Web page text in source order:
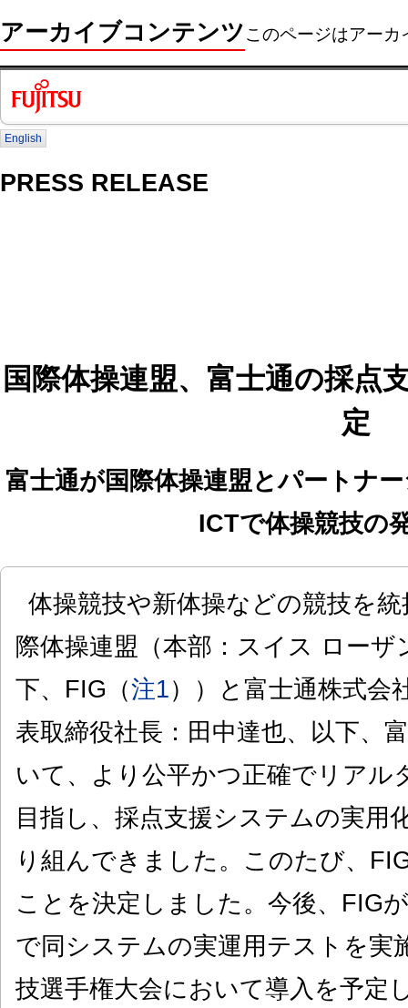
アーカイブコンテンツこのページはアー
English
PRESS RELEASE
国際体操連盟、富士通の採点
定
富士通が国際体操連盟とパートナ
ICTで体操競技の
体操競技や新体操などの競技を
際体操連盟（本部：スイス ロー
下、FIG（注1））と富士通株式会
表取締役社長：田中達也、以下、
いて、より公平かつ正確でリアル
目指し、採点支援システムの実用
り組んできました。このたび、
ことを決定しました。今後、FIG
で同システムの実運用テストを実
技選手権大会において導入を予定